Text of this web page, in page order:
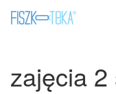
zajęcia